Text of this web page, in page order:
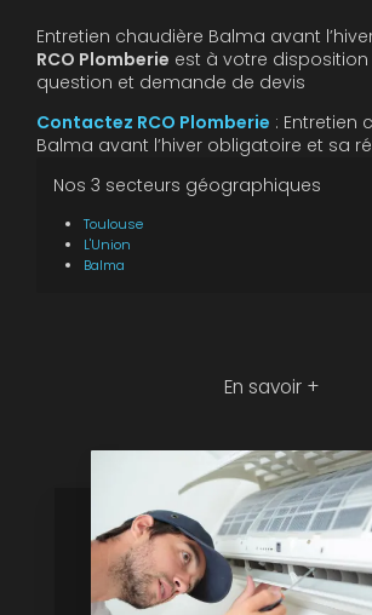
Entretien chaudière Balma avant
RCO Plomberie est à votre
question et demande de devis
Contactez RCO Plomberie : Entretien
Balma avant l’hiver obligatoire et sa
Nos 3 secteurs géographiques
Toulouse
L'Union
Balma
En savoir +